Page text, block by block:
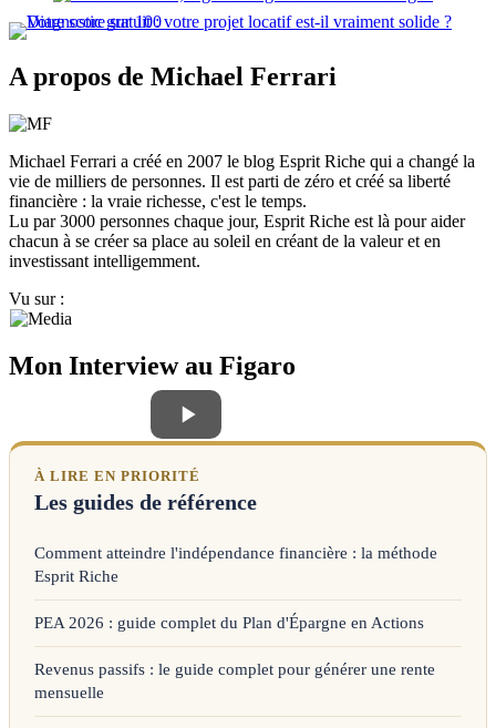
A propos de Michael Ferrari
Michael Ferrari a créé en 2007 le blog Esprit Riche qui a changé la
vie de milliers de personnes. Il est parti de zéro et créé sa liberté
financière : la vraie richesse, c'est le temps.
Lu par 3000 personnes chaque jour, Esprit Riche est là pour aider
chacun à se créer sa place au soleil en créant de la valeur et en
investissant intelligemment.
Vu sur :
Mon Interview au Figaro
À LIRE EN PRIORITÉ
Les guides de référence
Comment atteindre l'indépendance financière : la méthode
Esprit Riche
PEA 2026 : guide complet du Plan d'Épargne en Actions
Revenus passifs : le guide complet pour générer une rente
mensuelle